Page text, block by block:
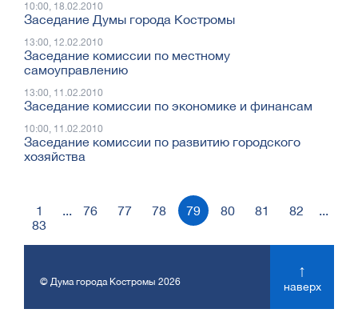
10:00, 18.02.2010
Заседание Думы города Костромы
13:00, 12.02.2010
Заседание комиссии по местному
самоуправлению
13:00, 11.02.2010
Заседание комиссии по экономике и финансам
10:00, 11.02.2010
Заседание комиссии по развитию городского
хозяйства
1 ... 76 77 78 79 80 81 82
...
83
© Дума города Костромы 2026
↑
наверх